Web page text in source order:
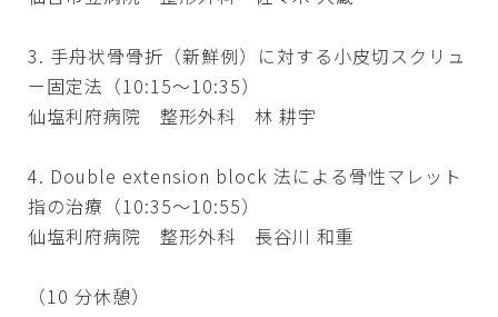
3. 手舟状骨骨折（新鮮例）に対する小皮切スクリュ
ー固定法（10:15～10:35）
仙塩利府病院 整形外科 林 耕宇
4. Double extension block 法による骨性マレット
指の治療（10:35～10:55）
仙塩利府病院 整形外科 長谷川 和重
（10 分休憩）